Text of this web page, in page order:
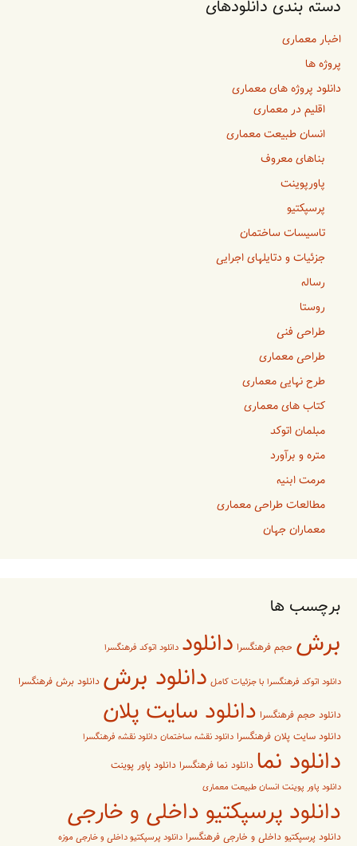
دسته بندی دانلودهای
اخبار معماری
پروژه ها
دانلود پروژه های معماری
اقلیم در معماری
انسان طبیعت معماری
بناهای معروف
پاورپوینت
پرسپکتیو
تاسیسات ساختمان
جزئیات و دتایلهای اجرایی
رساله
روستا
طراحی فنی
طراحی معماری
طرح نهایی معماری
کتاب های معماری
مبلمان اتوکد
متره و برآورد
مرمت ابنیه
مطالعات طراحی معماری
معماران جهان
برچسب ها
برش حجم فرهنگسرا دانلود دانلود اتوکد فرهنگسرا
دانلود اتوکد فرهنگسرا با جزئیات کامل دانلود برش دانلود برش فرهنگسرا
دانلود حجم فرهنگسرا دانلود سایت پلان
دانلود سایت پلان فرهنگسرا دانلود نقشه ساختمان دانلود نقشه فرهنگسرا
دانلود نما دانلود نما فرهنگسرا دانلود پاور پوینت
دانلود پاور پوینت انسان طبیعت معماری
دانلود پرسپکتیو داخلی و خارجی
دانلود پرسپکتیو داخلی و خارجی فرهنگسرا دانلود پرسپکتیو داخلی و خارجی موزه